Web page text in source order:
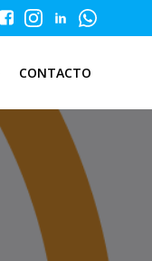
CONTACTO